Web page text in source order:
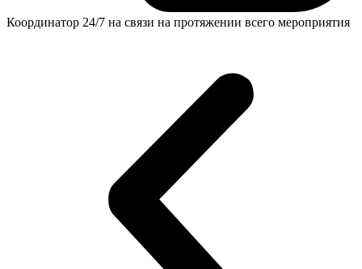
Координатор 24/7 на связи на протяжении всего мероприятия